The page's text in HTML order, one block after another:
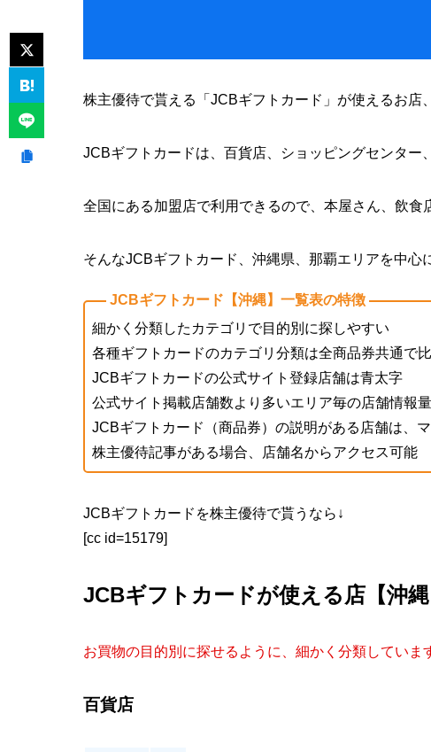
株主優待で貰える「JCBギフトカード」が使えるお店、
JCBギフトカードは、百貨店、ショッピングセンター
全国にある加盟店で利用できるので、本屋さん、飲食
そんなJCBギフトカード、沖縄県、那覇エリアを中心
JCBギフトカード【沖縄】一覧表の特徴
細かく分類したカテゴリで目的別に探しやすい
各種ギフトカードのカテゴリ分類は全商品券共通で
JCBギフトカードの公式サイト登録店舗は青太字
公式サイト掲載店舗数より多いエリア毎の店舗情報量
JCBギフトカード（商品券）の説明がある店舗は、
株主優待記事がある場合、店舗名からアクセス可能
JCBギフトカードを株主優待で貰うなら↓
[cc id=15179]
JCBギフトカードが使える店【沖縄
お買物の目的別に探せるように、細かく分類していま
百貨店